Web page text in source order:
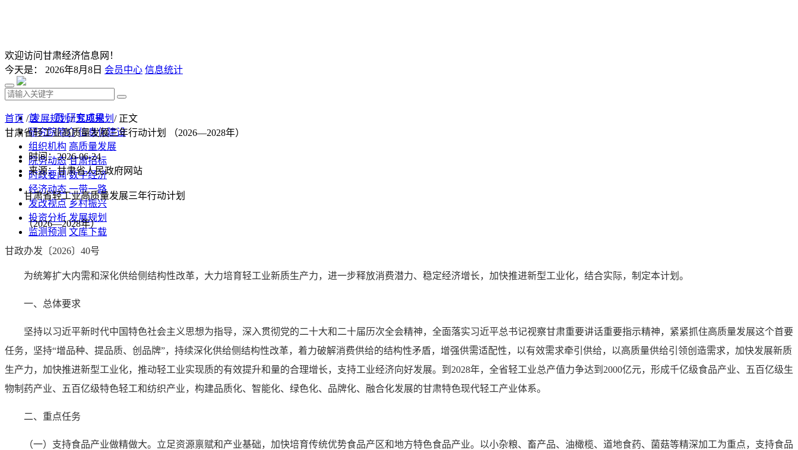
欢迎访问甘肃经济信息网！
今天是： 2026年8月8日 会员中心 信息统计
首 页 研究成果
研究院简介 信息化建设
组织机构 高质量发展
院务动态 甘肃招标
时政要闻 数字经济
经济动态 一带一路
发改视点 乡村振兴
投资分析 发展规划
监测预测 文库下载
首页 /发展规划/专项规划 / 正文
甘肃省轻工业高质量发展三年行动计划 （2026—2028年）
时间：2026-06-24
来源：甘肃省人民政府网站
甘肃省轻工业高质量发展三年行动计划
（2026—2028年）
甘政办发〔2026〕40号
为统筹扩大内需和深化供给侧结构性改革，大力培育轻工业新质生产力，进一步释放消费潜力、稳定经济增长，加快推进新型工业化，结合实际，制定本计划。
一、总体要求
坚持以习近平新时代中国特色社会主义思想为指导，深入贯彻党的二十大和二十届历次全会精神，全面落实习近平总书记视察甘肃重要讲话重要指示精神，紧紧抓住高质量发展这个首要
任务，坚持“增品种、提品质、创品牌”，持续深化供给侧结构性改革，着力破解消费供给的结构性矛盾，增强供需适配性，以有效需求牵引供给，以高质量供给引领创造需求，加快发展新质
生产力，加快推进新型工业化，推动轻工业实现质的有效提升和量的合理增长，支持工业经济向好发展。到2028年，全省轻工业总产值力争达到2000亿元，形成千亿级食品产业、五百亿级生
物制药产业、五百亿级特色轻工和纺织产业，构建品质化、智能化、绿色化、品牌化、融合化发展的甘肃特色现代轻工产业体系。
二、重点任务
（一）支持食品产业做精做大。 立足资源禀赋和产业基础，加快培育传统优势食品产区和地方特色食品产业。以小杂粮、畜产品、油橄榄、道地食药、菌菇等精深加工为重点，支持食品